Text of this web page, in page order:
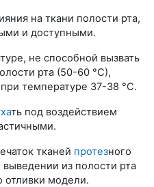
на ткани полости рта,
и доступными.
не способной вызвать
рта (50-60 °С),
температуре 37-38 °С.
ть под воздействием
тканей протезного
из полости рта
модели.